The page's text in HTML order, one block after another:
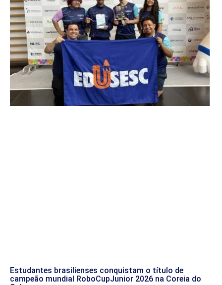
Estudantes brasilienses conquistam o título de
campeão mundial RoboCupJunior 2026 na Coreia do